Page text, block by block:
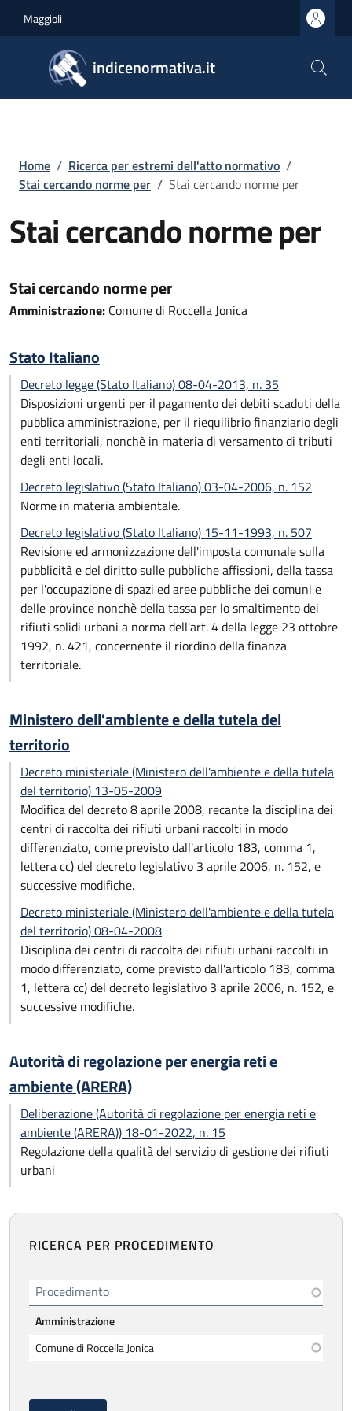
Maggioli
indicenormativa.it
Briciole di pane
Home / Ricerca per estremi dell'atto normativo /
Stai cercando norme per / Stai cercando norme per
Stai cercando norme per
Stai cercando norme per
Amministrazione: Comune di Roccella Jonica
Stato Italiano
Decreto legge (Stato Italiano) 08-04-2013, n. 35
Disposizioni urgenti per il pagamento dei debiti scaduti della
pubblica amministrazione, per il riequilibrio finanziario degli
enti territoriali, nonchè in materia di versamento di tributi
degli enti locali.
Decreto legislativo (Stato Italiano) 03-04-2006, n. 152
Norme in materia ambientale.
Decreto legislativo (Stato Italiano) 15-11-1993, n. 507
Revisione ed armonizzazione dell'imposta comunale sulla
pubblicità e del diritto sulle pubbliche affissioni, della tassa
per l'occupazione di spazi ed aree pubbliche dei comuni e
delle province nonchè della tassa per lo smaltimento dei
rifiuti solidi urbani a norma dell'art. 4 della legge 23 ottobre
1992, n. 421, concernente il riordino della finanza
territoriale.
Ministero dell'ambiente e della tutela del
territorio
Decreto ministeriale (Ministero dell'ambiente e della tutela
del territorio) 13-05-2009
Modifica del decreto 8 aprile 2008, recante la disciplina dei
centri di raccolta dei rifiuti urbani raccolti in modo
differenziato, come previsto dall'articolo 183, comma 1,
lettera cc) del decreto legislativo 3 aprile 2006, n. 152, e
successive modifiche.
Decreto ministeriale (Ministero dell'ambiente e della tutela
del territorio) 08-04-2008
Disciplina dei centri di raccolta dei rifiuti urbani raccolti in
modo differenziato, come previsto dall'articolo 183, comma
1, lettera cc) del decreto legislativo 3 aprile 2006, n. 152, e
successive modifiche.
Autorità di regolazione per energia reti e
ambiente (ARERA)
Deliberazione (Autorità di regolazione per energia reti e
ambiente (ARERA)) 18-01-2022, n. 15
Regolazione della qualità del servizio di gestione dei rifiuti
urbani
RICERCA PER PROCEDIMENTO
Procedimento
Amministrazione